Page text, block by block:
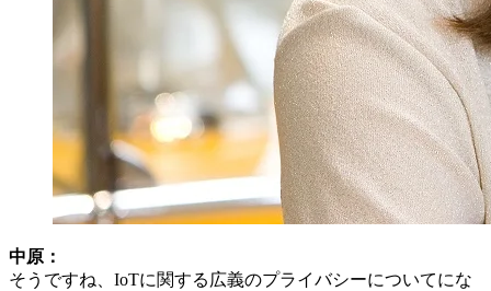
中原：
そうですね、IoTに関する広義のプライバシーについてにな